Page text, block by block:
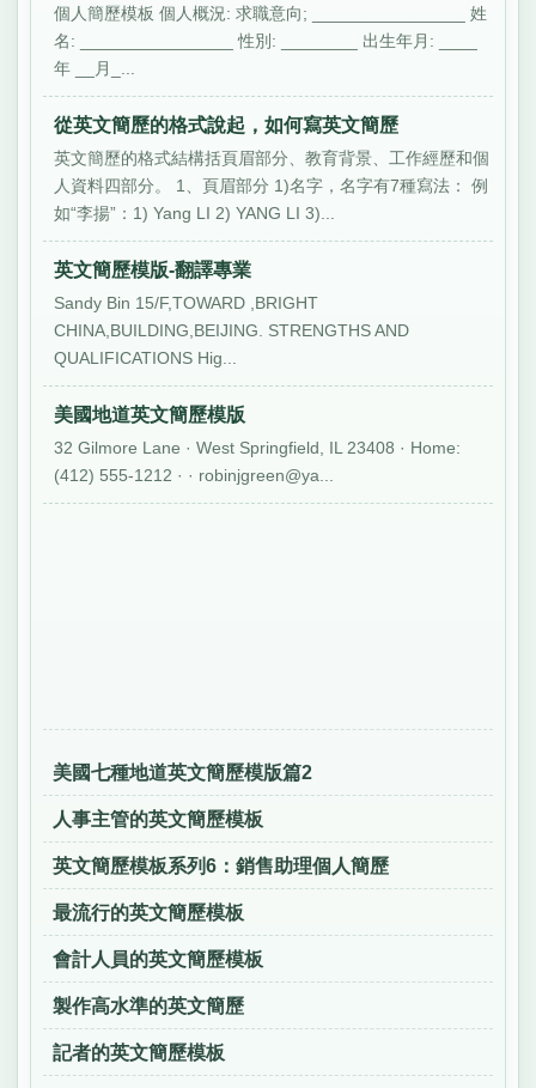
個人簡歷模板 個人概況: 求職意向; ________________ 姓
名: ________________ 性別: ________ 出生年月: ____
年 __月_...
從英文簡歷的格式說起，如何寫英文簡歷
英文簡歷的格式結構括頁眉部分、教育背景、工作經歷和個
人資料四部分。 1、頁眉部分 1)名字，名字有7種寫法： 例
如“李揚”：1) Yang LI 2) YANG LI 3)...
英文簡歷模版-翻譯專業
Sandy Bin 15/F,TOWARD ,BRIGHT
CHINA,BUILDING,BEIJING. STRENGTHS AND
QUALIFICATIONS Hig...
美國地道英文簡歷模版
32 Gilmore Lane · West Springfield, IL 23408 · Home:
(412) 555-1212 · · robinjgreen@ya...
美國七種地道英文簡歷模版篇2
人事主管的英文簡歷模板
英文簡歷模板系列6：銷售助理個人簡歷
最流行的英文簡歷模板
會計人員的英文簡歷模板
製作高水準的英文簡歷
記者的英文簡歷模板